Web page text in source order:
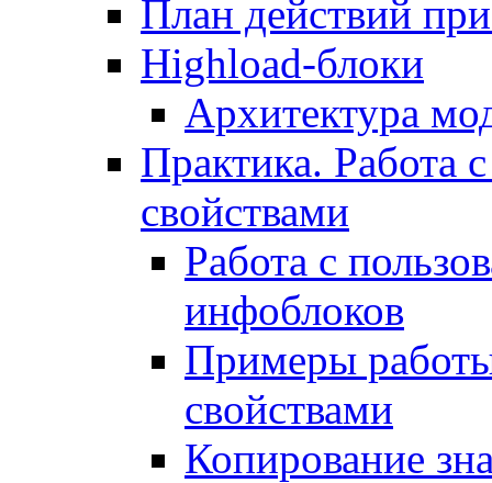
План действий
Highload-блоки
Архитектура
Практика. Работа
свойствами
Работа с
инфоблоков
Примеры
свойствами
Копирование